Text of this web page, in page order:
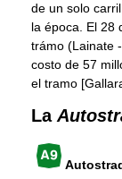
de un solo
la época. El 28
trámo (Lainate -
costo de 57
el tramo
La